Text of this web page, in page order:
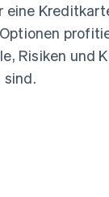
Risiken und
sind.